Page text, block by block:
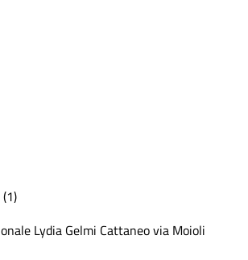
Lydia Gelmi Cattaneo via Moioli